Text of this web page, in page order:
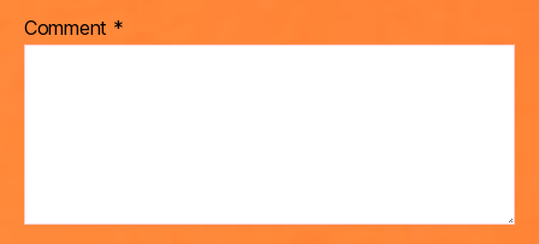
Comment *